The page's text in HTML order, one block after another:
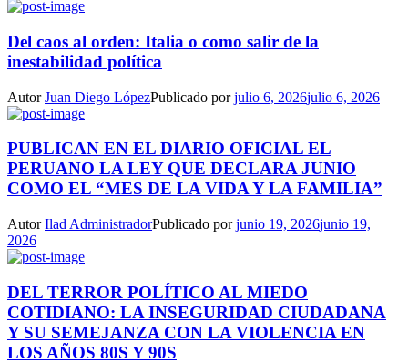
Del caos al orden: Italia o como salir de la
inestabilidad política
AutorJuan Diego LópezPublicado porjulio 6, 2026julio 6, 2026
PUBLICAN EN EL DIARIO OFICIAL EL
PERUANO LA LEY QUE DECLARA JUNIO
COMO EL “MES DE LA VIDA Y LA FAMILIA”
AutorIlad AdministradorPublicado porjunio 19, 2026junio 19,
2026
DEL TERROR POLÍTICO AL MIEDO
COTIDIANO: LA INSEGURIDAD CIUDADANA
Y SU SEMEJANZA CON LA VIOLENCIA EN
LOS AÑOS 80S Y 90S